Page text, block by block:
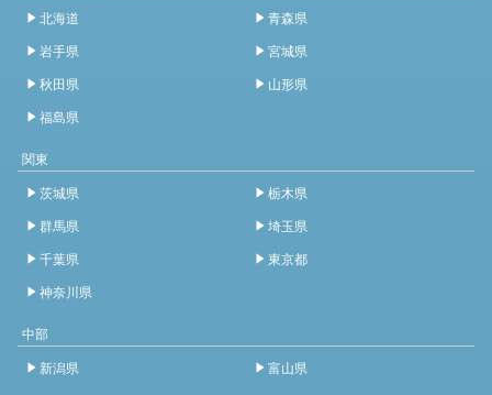
北海道
青森県
岩手県
宮城県
秋田県
山形県
福島県
関東
茨城県
栃木県
群馬県
埼玉県
千葉県
東京都
神奈川県
中部
新潟県
富山県